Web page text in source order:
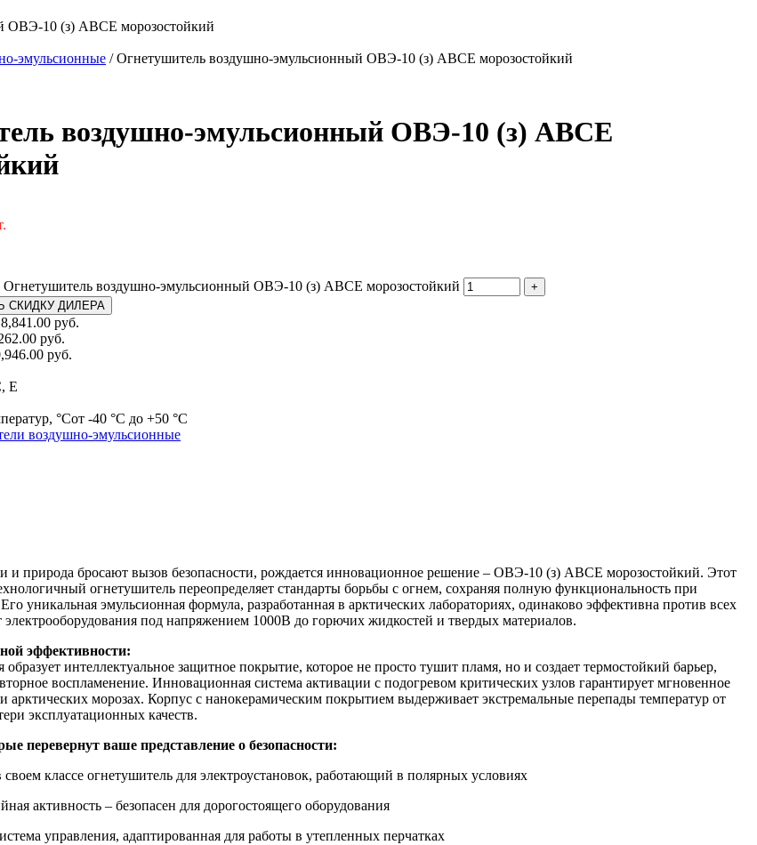
ОВЭ-10 (з) АВCЕ морозостойкий
эмульсионные / Огнетушитель воздушно-эмульсионный ОВЭ-10 (з) АВCЕ морозостойкий
воздушно-эмульсионный ОВЭ-10 (з) АВCЕ
Огнетушитель воздушно-эмульсионный ОВЭ-10 (з) АВCЕ морозостойкий
+
СКИДКУ ДИЛЕРА
руб.
руб.
руб.
E
°Сот -40 °С до +50 °С
воздушно-эмульсионные
и природа бросают вызов безопасности, рождается инновационное решение – ОВЭ-10 (з) ABCE морозостойкий. Этот
огнетушитель переопределяет стандарты борьбы с огнем, сохраняя полную функциональность при
уникальная эмульсионная формула, разработанная в арктических лабораториях, одинаково эффективна против всех
электрооборудования под напряжением 1000В до горючих жидкостей и твердых материалов.
эффективности:
интеллектуальное защитное покрытие, которое не просто тушит пламя, но и создает термостойкий барьер,
воспламенение. Инновационная система активации с подогревом критических узлов гарантирует мгновенное
арктических морозах. Корпус с нанокерамическим покрытием выдерживает экстремальные перепады температур от
эксплуатационных качеств.
перевернут ваше представление о безопасности:
классе огнетушитель для электроустановок, работающий в полярных условиях
активность – безопасен для дорогостоящего оборудования
управления, адаптированная для работы в утепленных перчатках